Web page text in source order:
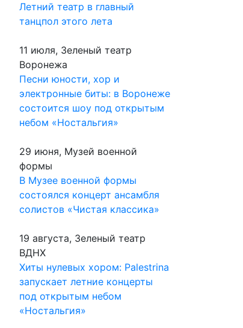
Летний театр в главный
танцпол этого лета
11 июля, Зеленый театр
Воронежа
Песни юности, хор и
электронные биты: в Воронеже
состоится шоу под открытым
небом «Ностальгия»
29 июня, Музей военной
формы
В Музее военной формы
состоялся концерт ансамбля
солистов «Чистая классика»
19 августа, Зеленый театр
ВДНХ
Хиты нулевых хором: Palestrina
запускает летние концерты
под открытым небом
«Ностальгия»